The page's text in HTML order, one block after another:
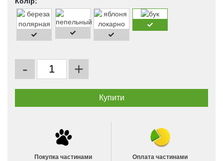
- +
Покупка частинами
Оплата частинами